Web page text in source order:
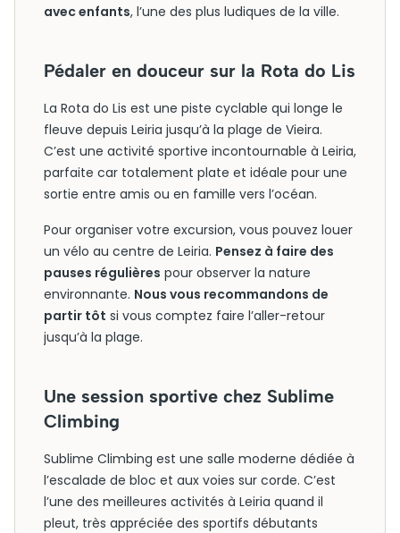
avec enfants, l’une des plus ludiques de la ville.
Pédaler en douceur sur la Rota do Lis
La Rota do Lis est une piste cyclable qui longe le
fleuve depuis Leiria jusqu’à la plage de Vieira.
C’est une activité sportive incontournable à Leiria,
parfaite car totalement plate et idéale pour une
sortie entre amis ou en famille vers l’océan.
Pour organiser votre excursion, vous pouvez louer
un vélo au centre de Leiria. Pensez à faire des
pauses régulières pour observer la nature
environnante. Nous vous recommandons de
partir tôt si vous comptez faire l’aller-retour
jusqu’à la plage.
Une session sportive chez Sublime
Climbing
Sublime Climbing est une salle moderne dédiée à
l’escalade de bloc et aux voies sur corde. C’est
l’une des meilleures activités à Leiria quand il
pleut, très appréciée des sportifs débutants